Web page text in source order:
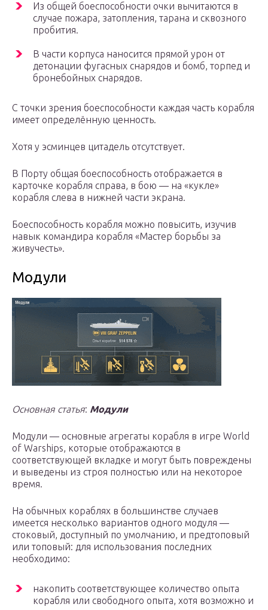
Из общей боеспособности очки вычитаются в
случае пожара, затопления, тарана и сквозного
пробития.
В части корпуса наносится прямой урон от
детонации фугасных снарядов и бомб, торпед и
бронебойных снарядов.
С точки зрения боеспособности каждая часть корабля
имеет определённую ценность.
Хотя у эсминцев цитадель отсутствует.
В Порту общая боеспособность отображается в
карточке корабля справа, в бою — на «кукле»
корабля слева в нижней части экрана.
Боеспособность корабля можно повысить, изучив
навык командира корабля «Мастер борьбы за
живучесть».
Модули
Основная статья: Модули
Модули — основные агрегаты корабля в игре World
of Warships, которые отображаются в
соответствующей вкладке и могут быть повреждены
и выведены из строя полностью или на некоторое
время.
На обычных кораблях в большинстве случаев
имеется несколько вариантов одного модуля —
стоковый, доступный по умолчанию, и предтоповый
или топовый: для использования последних
необходимо:
накопить соответствующее количество опыта
корабля или свободного опыта, хотя возможно и